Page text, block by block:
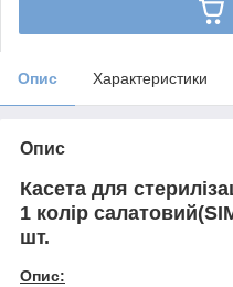
Опис Характеристики
Опис
Касета для
1 колір
шт.
Опис: